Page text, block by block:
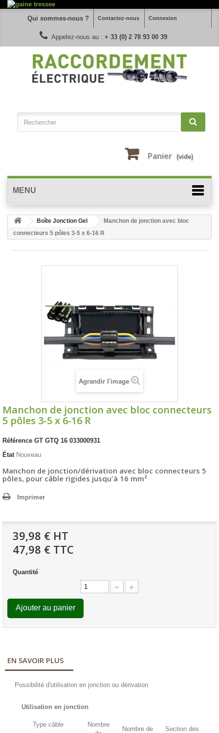
Connexion
Contactez-nous
Qui sommes-nous ?
Appelez-nous au : + 33 (0) 2 78 93 00 39
Panier (vide)
MENU
Boîte Jonction Gel
Manchon de jonction avec bloc
connecteurs 5 pôles 3-5 x 6-16 R
Agrandir l'image
Manchon de jonction avec bloc connecteurs
5 pôles 3-5 x 6-16 R
Référence GT GTQ 16 033000931
État Nouveau
Manchon de jonction/dérivation avec bloc connecteurs 5
pôles, pour câble rigides jusqu'à 16 mm²
Imprimer
39,98 € HT
47,98 € TTC
Quantité
Ajouter au panier
EN SAVOIR PLUS
Possibilité d'utilisation en jonction ou dérivation
Utilisation en jonction
Type câble
Nombre
Nombre de
Section des